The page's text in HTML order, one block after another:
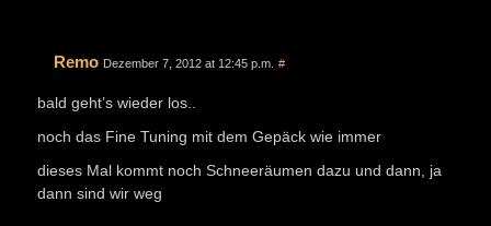
Remo Dezember 7, 2012 at 12:45 p.m. #
bald geht’s wieder los..
noch das Fine Tuning mit dem Gepäck wie immer
dieses Mal kommt noch Schneeräumen dazu und dann, ja
dann sind wir weg